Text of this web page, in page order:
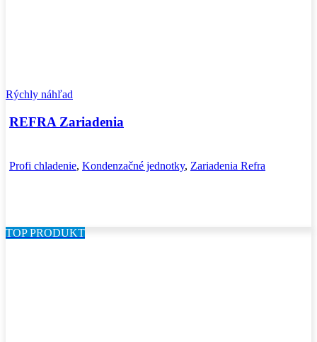
Rýchly náhľad
REFRA Zariadenia
Profi chladenie, Kondenzačné jednotky, Zariadenia Refra
TOP PRODUKT